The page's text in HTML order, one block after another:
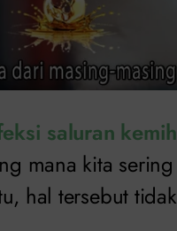
saluran kemih
mana kita sering
hal tersebut tidak